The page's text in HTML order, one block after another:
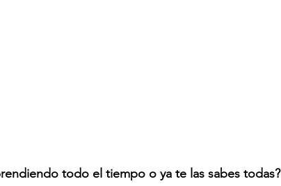
todo el tiempo o ya te las sabes todas?